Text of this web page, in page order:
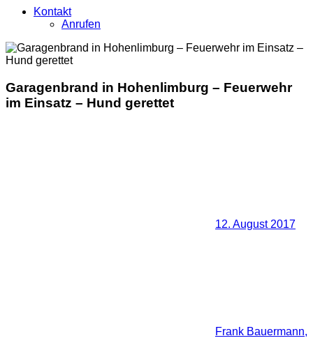
Kontakt
Anrufen
Garagenbrand in Hohenlimburg – Feuerwehr
im Einsatz – Hund gerettet
12. August 2017
Frank Bauermann,